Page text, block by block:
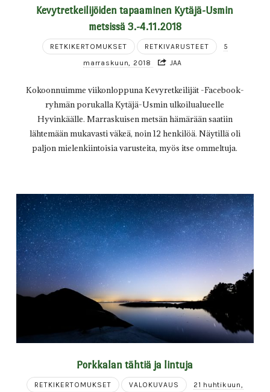
Kevytretkeilijöiden tapaaminen Kytäjä-Usmin
metsissä 3.-4.11.2018
RETKIKERTOMUKSET RETKIVARUSTEET
5
marraskuun, 2018
JAA
Kokoonnuimme viikonloppuna Kevyretkeilijät -Facebook-
ryhmän porukalla Kytäjä-Usmin ulkoilualueelle
Hyvinkäälle. Marraskuisen metsän hämärään saatiin
lähtemään mukavasti väkeä, noin 12 henkilöä. Näytillä oli
paljon mielenkiintoisia varusteita, myös itse ommeltuja.
Porkkalan tähtiä ja lintuja
RETKIKERTOMUKSET VALOKUVAUS
21 huhtikuun,